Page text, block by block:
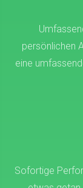
persönlichen
eine
Sofortige